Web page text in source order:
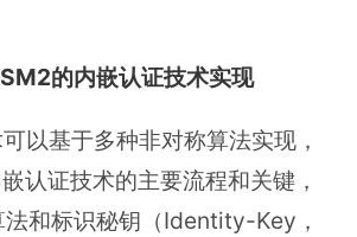
的内嵌认证技术实现
以基于多种非对称算法实现，
认证技术的主要流程和关键，
和标识秘钥（Identity-Key，